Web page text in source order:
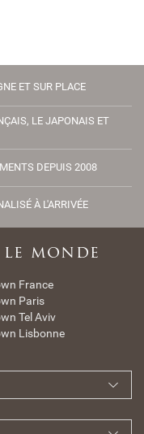
ET SUR PLACE
LE JAPONAIS ET
DEPUIS 2008
À L'ARRIVÉE
monde
France
Paris
Tel Aviv
Lisbonne